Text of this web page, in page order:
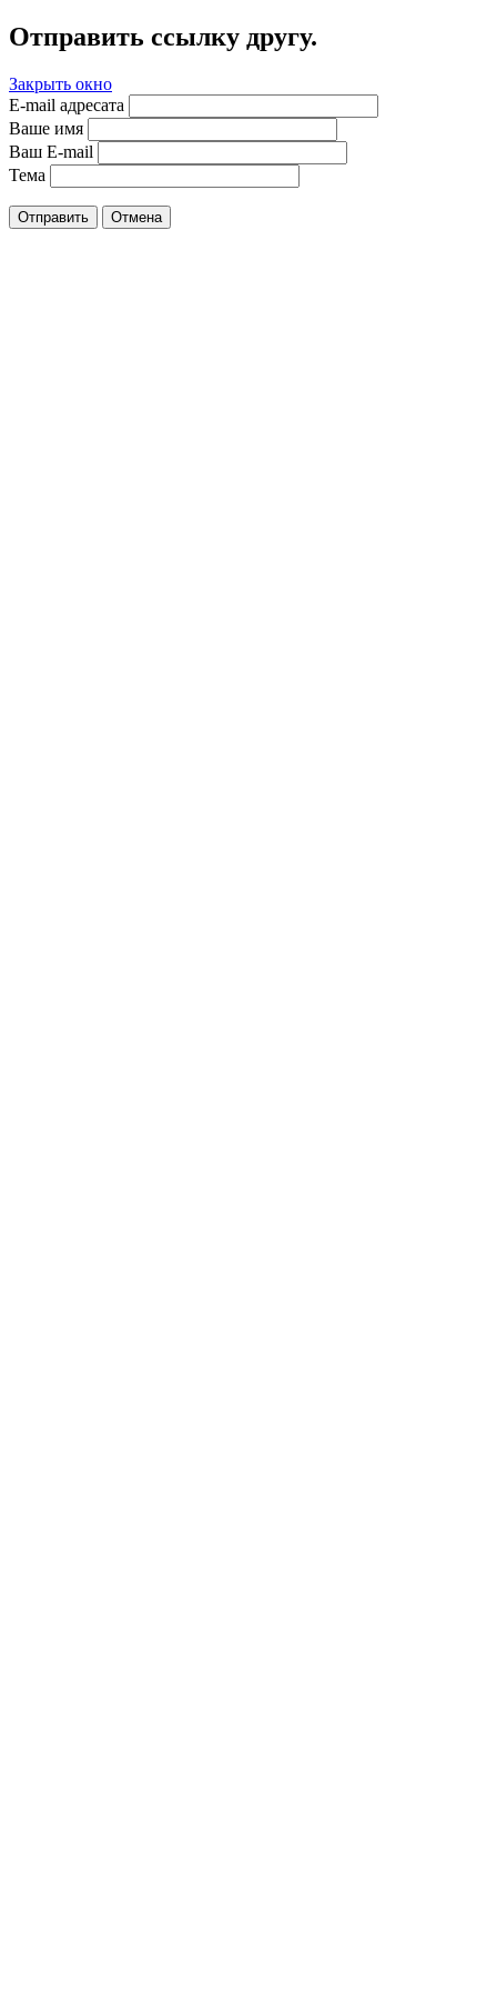
Отправить ссылку другу.
Закрыть окно
E-mail адресата
Ваше имя
Ваш E-mail
Тема
Отправить Отмена